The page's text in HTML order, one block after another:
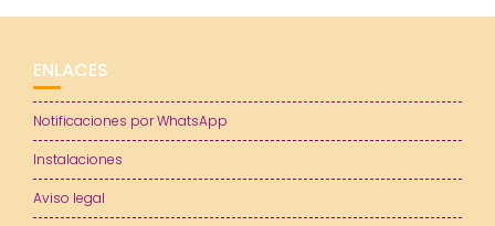
ENLACES
Notificaciones por WhatsApp
Instalaciones
Aviso legal